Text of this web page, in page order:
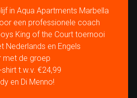
in Aqua Apartments Marbella
een professionele coach
King of the Court toernooi
Nederlands en Engels
met de groep
t.w.v. €24,99
en Di Menno!